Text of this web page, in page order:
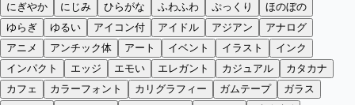
にぎやか
にじみ ひらがな ふわふわ ぷっくり
ほのぼの
ゆらぎ
ゆるい アイコン付 アイドル アジアン
アナログ
アニメ
アンチック体 アート イベント イラスト
インク
インパクト
エッジ エモい エレガント カジュアル
カタカナ
カフェ
カラーフォント カリグラフィー ガムテープ
ガラス